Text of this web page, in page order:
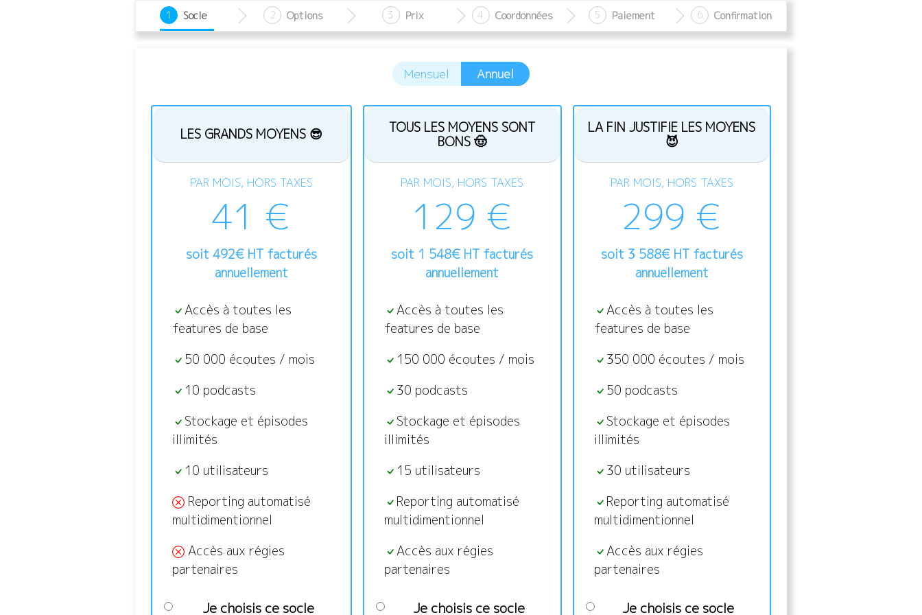
1 Socle 2 Options 3 Prix 4 Coordonnées 5 Paiement 6 Confirmation
Mensuel Annuel
LES GRANDS MOYENS 😎
PAR MOIS, HORS TAXES
41 €
soit 492€ HT facturés
annuellement
Accès à toutes les
features de base
50 000 écoutes / mois
10 podcasts
Stockage et épisodes
illimités
10 utilisateurs
Reporting automatisé
multidimentionnel
Accès aux régies
partenaires
Je choisis ce socle
TOUS LES MOYENS SONT
BONS 🤠
PAR MOIS, HORS TAXES
129 €
soit 1 548€ HT facturés
annuellement
Accès à toutes les
features de base
150 000 écoutes / mois
30 podcasts
Stockage et épisodes
illimités
15 utilisateurs
Reporting automatisé
multidimentionnel
Accès aux régies
partenaires
Je choisis ce socle
LA FIN JUSTIFIE LES MOYENS
😈
PAR MOIS, HORS TAXES
299 €
soit 3 588€ HT facturés
annuellement
Accès à toutes les
features de base
350 000 écoutes / mois
50 podcasts
Stockage et épisodes
illimités
30 utilisateurs
Reporting automatisé
multidimentionnel
Accès aux régies
partenaires
Je choisis ce socle